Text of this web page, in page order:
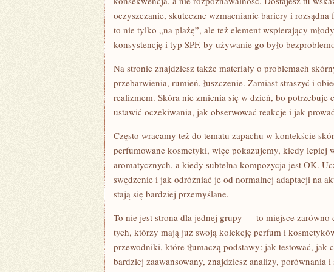
oczyszczanie, skuteczne wzmacnianie bariery i
to nie tylko „na plażę”, ale też element wspierający
konsystencję i typ SPF, by używanie go było
Na stronie znajdziesz także materiały o problemach
przebarwienia, rumień, łuszczenie. Zamiast straszyć i
realizmem. Skóra nie zmienia się w dzień, bo potrzebuje
ustawić oczekiwania, jak obserwować reakcje i jak
Często wracamy też do tematu zapachu w kontekście
perfumowane kosmetyki, więc pokazujemy, kiedy lepiej
aromatycznych, a kiedy subtelna kompozycja jest OK.
swędzenie i jak odróżniać je od normalnej adaptacji na
stają się bardziej przemyślane.
To nie jest strona dla jednej grupy — to miejsce
tych, którzy mają już swoją kolekcję perfum i
przewodniki, które tłumaczą podstawy: jak testować, jak
bardziej zaawansowany, znajdziesz analizy, porównania